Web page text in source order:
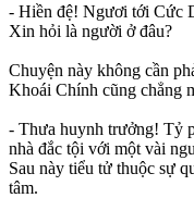
- Hiền đệ! Ngươi tới Cức
Xin hỏi là người ở đâu?
Chuyện này không cần
Khoái Chính cũng chẳng
- Thưa huynh trưởng! Tỷ
nhà đắc tội với một vài
Sau này tiểu tử thuộc sự
tâm.